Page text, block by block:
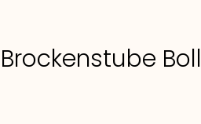
Brockenstube Boll